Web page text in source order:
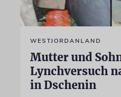
WESTJORDANLAND
Mutter und
Lynchversuch
in Dschenin